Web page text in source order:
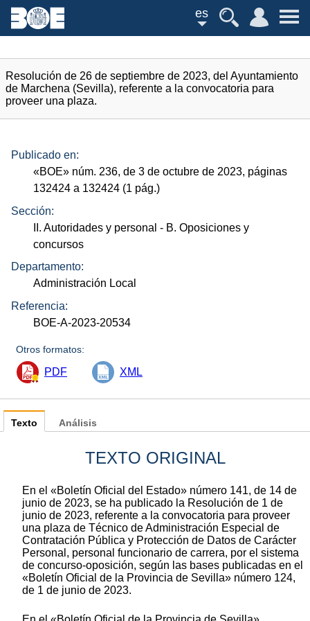
es
Resolución de 26 de septiembre de 2023, del Ayuntamiento
de Marchena (Sevilla), referente a la convocatoria para
proveer una plaza.
Publicado en:
«BOE» núm. 236, de 3 de octubre de 2023, páginas
132424 a 132424 (1 pág.)
Sección:
II. Autoridades y personal - B. Oposiciones y
concursos
Departamento:
Administración Local
Referencia:
BOE-A-2023-20534
Otros formatos:
PDF XML
Texto
TEXTO ORIGINAL
En el «Boletín Oficial del Estado» número 141, de 14 de
junio de 2023, se ha publicado la Resolución de 1 de
junio de 2023, referente a la convocatoria para proveer
una plaza de Técnico de Administración Especial de
Contratación Pública y Protección de Datos de Carácter
Personal, personal funcionario de carrera, por el sistema
de concurso-oposición, según las bases publicadas en el
«Boletín Oficial de la Provincia de Sevilla» número 124,
de 1 de junio de 2023.
Análisis